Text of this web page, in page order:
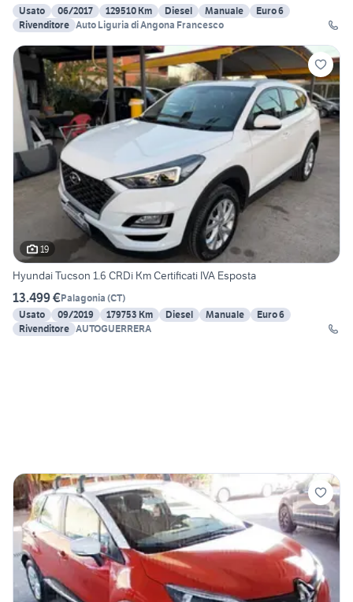
Usato 06/2017 129510 Km Diesel Manuale
Euro 6
Rivenditore Auto Liguria di Angona Francesco
19
Hyundai Tucson 1.6 CRDi Km Certificati IVA Esposta
13.499 €Palagonia (CT)
Usato
09/2019 179753 Km Diesel Manuale
Euro 6
Rivenditore AUTOGUERRERA